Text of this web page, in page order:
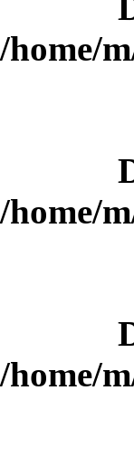
/home/
/home/
/home/